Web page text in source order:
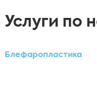
Услуги по
Блефаропластика